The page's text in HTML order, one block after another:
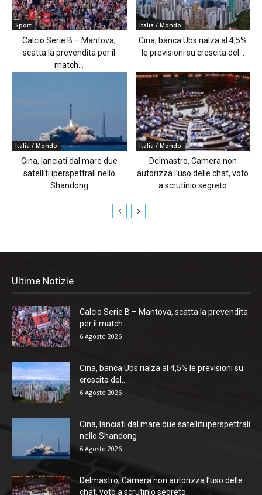
Sport
Calcio Serie B – Mantova,
scatta la prevendita per il
match...
Italia / Mondo
Cina, banca Ubs rialza al 4,5%
le previsioni su crescita del...
Italia / Mondo
Cina, lanciati dal mare due
satelliti iperspettrali nello
Shandong
Italia / Mondo
Delmastro, Camera non
autorizza l’uso delle chat, voto
a scrutinio segreto
Ultime Notizie
Calcio Serie B – Mantova, scatta la prevendita
per il match...
6 Agosto 2026
Cina, banca Ubs rialza al 4,5% le previsioni su
crescita del...
6 Agosto 2026
Cina, lanciati dal mare due satelliti iperspettrali
nello Shandong
6 Agosto 2026
Delmastro, Camera non autorizza l’uso delle
chat, voto a scrutinio segreto